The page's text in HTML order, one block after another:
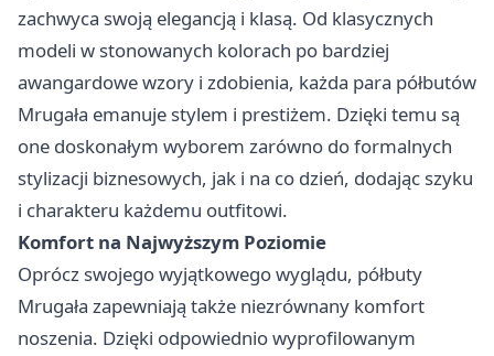
zachwyca swoją elegancją i klasą. Od klasycznych
modeli w stonowanych kolorach po bardziej
awangardowe wzory i zdobienia, każda para półbutów
Mrugała emanuje stylem i prestiżem. Dzięki temu są
one doskonałym wyborem zarówno do formalnych
stylizacji biznesowych, jak i na co dzień, dodając szyku
i charakteru każdemu outfitowi.
Komfort na Najwyższym Poziomie
Oprócz swojego wyjątkowego wyglądu, półbuty
Mrugała zapewniają także niezrównany komfort
noszenia. Dzięki odpowiednio wyprofilowanym